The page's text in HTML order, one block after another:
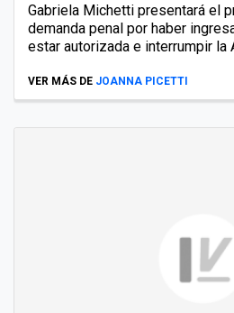
Gabriela Michetti presentará el
demanda penal por haber
estar autorizada e interrumpir la
VER MÁS DE JOANNA PICETTI